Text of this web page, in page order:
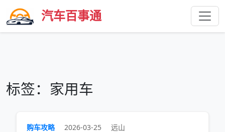
汽车百事通
标签：家用车
购车攻略 2026-03-25 远山